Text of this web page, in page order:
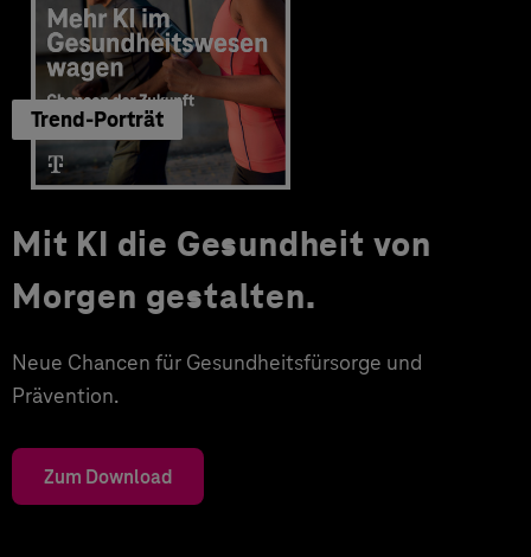
Trend-Porträt
Mit KI die Gesundheit von
Morgen gestalten.
Neue Chancen für Gesundheitsfürsorge und
Prävention.
Zum Download